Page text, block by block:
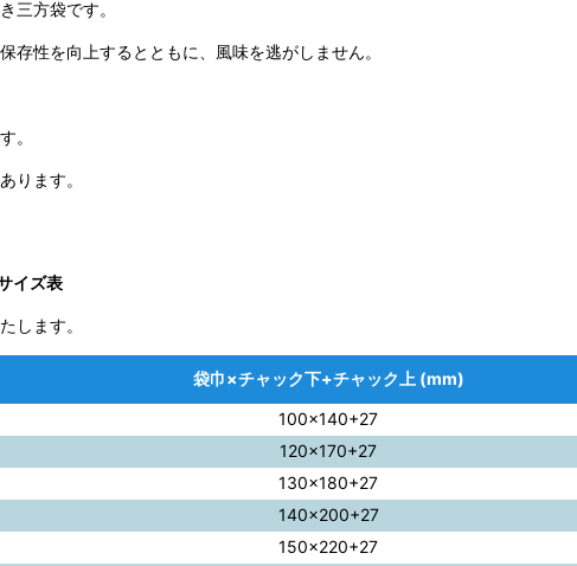
三方袋です。
存性を向上するとともに、風味を逃がしません。
。
ります。
イズ表
します。
袋巾×チャック下+チャック上 (mm)
100×140+27
120×170+27
130×180+27
140×200+27
150×220+27